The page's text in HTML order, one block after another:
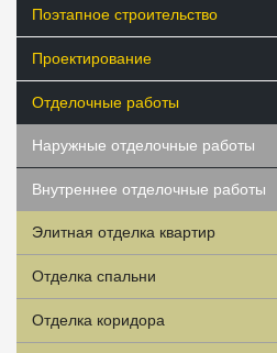
Поэтапное строительство
Проектирование
Отделочные работы
Наружные отделочные работы
Внутреннее отделочные работы
Элитная отделка квартир
Отделка спальни
Отделка коридора